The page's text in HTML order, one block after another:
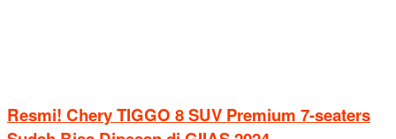
Resmi! Chery TIGGO 8 SUV Premium 7-seaters